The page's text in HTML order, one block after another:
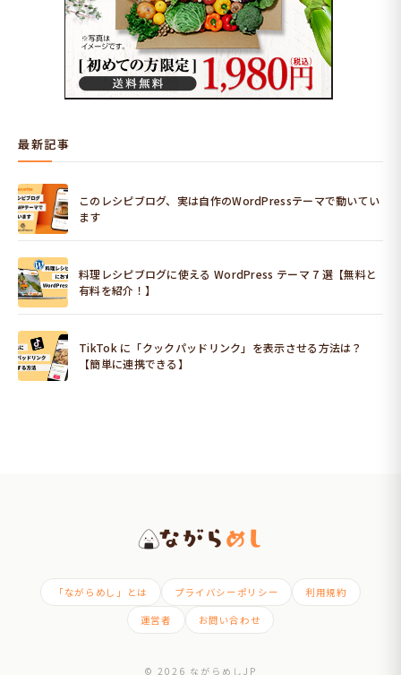
最新記事
このレシピブログ、実は自作のWordPressテーマで動いてい
ます
料理レシピブログに使える WordPress テーマ 7 選【無料と
有料を紹介！】
TikTok に「クックパッドリンク」を表示させる方法は？
【簡単に連携できる】
「ながらめし」とは プライバシーポリシー 利用規約
運営者 お問い合わせ
© 2026 ながらめしJP